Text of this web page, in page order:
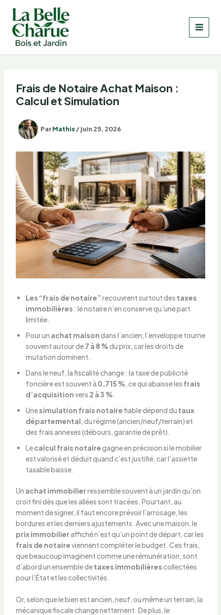
contenu
Frais de Notaire Achat Maison :
Calcul et Simulation
ParMathis/juin 25, 2026
Les “frais de notaire”recouvrent surtout des taxes
immobilières : le notaire n’en conserve qu’une part
limitée.
Pour un achat maisondans l’ancien, l’enveloppe tourne
souvent autour de7 à 8 %du prix, car les droits de
mutation dominent.
Dans le neuf, la fiscalité change : la taxe de publicité
foncière est souvent à 0,715 % , ce qui abaisse les frais
d’acquisitionvers 2 à 3 %
Unesimulation frais notairefiable dépend du taux
départemental , du régime (ancien/neuf/terrain) et
des frais annexes (débours, garantie de prêt).
Lecalcul frais notairegagne en précision si le mobilier
est valorisé et déduit quand c’est justifié, car l’assiette
taxable baisse.
Un achat immobilierressemble souvent à un jardin qu’on
croit fini dès que les allées sont tracées. Pourtant, au
moment de signer, il faut encore prévoir l’arrosage, les
bordures et les derniers ajustements. Avec une maison, le
prix immobilieraffiché n’est qu’un point de départ, car les
frais de notaireviennent compléter le budget. Ces frais,
que beaucoup imaginent comme une rémunération, sont
d’abord un ensemble detaxes immobilièrescollectées
pour l’État et les collectivités.
Or, selon que le bien est ancien, neuf, ou même un terrain, la
mécanique fiscale change nettement. De plus, le